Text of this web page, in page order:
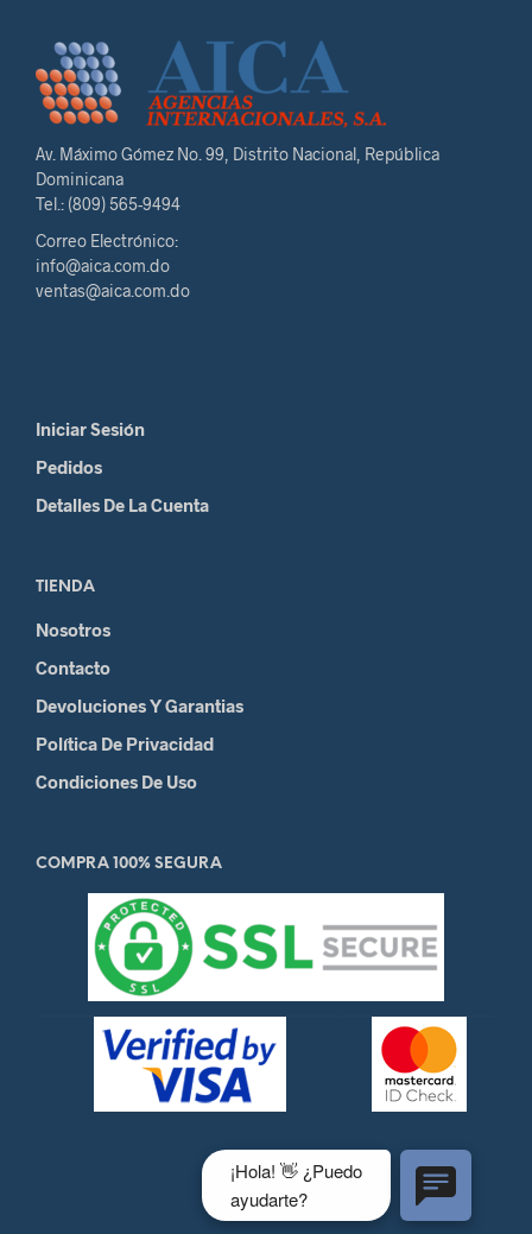
Av. Máximo Gómez No. 99, Distrito Nacional, República
Dominicana
Tel.: (809) 565-9494
Correo Electrónico:
info@aica.com.do
ventas@aica.com.do
Iniciar Sesión
Pedidos
Detalles De La Cuenta
TIENDA
Nosotros
Contacto
Devoluciones Y Garantias
Política De Privacidad
Condiciones De Uso
COMPRA 100% SEGURA